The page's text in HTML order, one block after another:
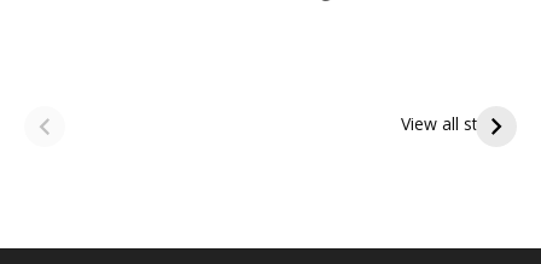
View all stories
పితృదేవతల ఆశీర్వాదం
ఇంద్రకీలాద్రి గిరి ప్రదక్షిణ